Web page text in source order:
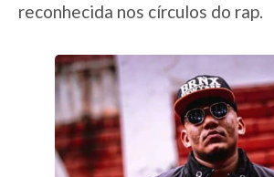
reconhecida nos círculos do rap.